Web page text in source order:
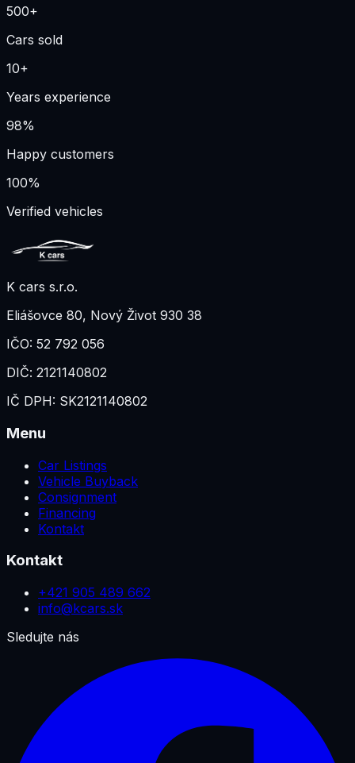
500+
Cars sold
10+
Years experience
98%
Happy customers
100%
Verified vehicles
K cars s.r.o.
Eliášovce 80, Nový Život 930 38
IČO: 52 792 056
DIČ: 2121140802
IČ DPH: SK2121140802
Menu
Car Listings
Vehicle Buyback
Consignment
Financing
Kontakt
Kontakt
+421 905 489 662
info@kcars.sk
Sledujte nás